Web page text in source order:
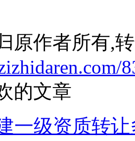
原作者所有,
的文章
一级资质转